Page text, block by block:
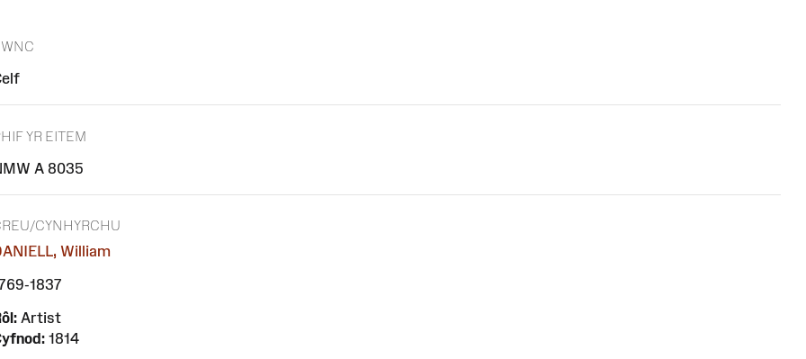
YR EITEM
A 8035
CYNHYRCHU
William
1837
Artist
1814